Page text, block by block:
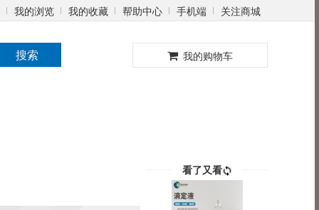
我的浏览 我的收藏 帮助中心 手机端 关注商城
搜索 我的购物车
看了又看